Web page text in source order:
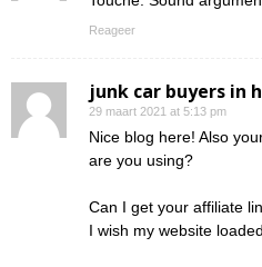
Reageer
junk car buyers in
29 maart 2021 at 5:13 pm
Nice blog here! Also
are you using?
Can I get your affiliate
I wish my website